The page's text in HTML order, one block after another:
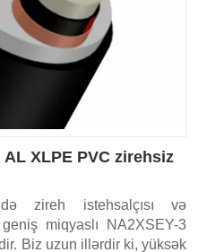
XLPE PVC zirehsiz
zireh istehsalçısı və
miqyaslı NA2XSEY-3
Biz uzun illərdir ki, yüksək